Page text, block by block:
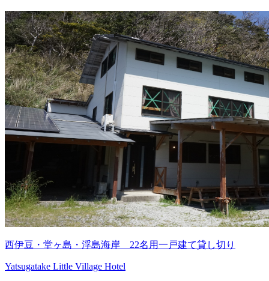
西伊豆・堂ヶ島・浮島海岸 22名用一戸建て貸し切り
Yatsugatake Little Village Hotel